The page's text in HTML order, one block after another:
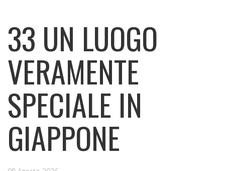
33 UN LUOGO
VERAMENTE
SPECIALE IN
GIAPPONE